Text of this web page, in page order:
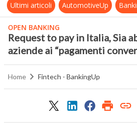
Ultimi articoli AutomotiveUp
OPEN BANKING
Request to pay in Italia, Sia
aziende ai “pagamenti
Home Fintech - BankingUp